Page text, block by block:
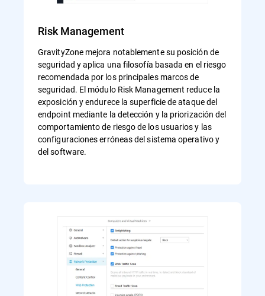
Risk Management
GravityZone mejora notablemente su posición de
seguridad y aplica una filosofía basada en el riesgo
recomendada por los principales marcos de
seguridad. El módulo Risk Management reduce la
exposición y endurece la superficie de ataque del
endpoint mediante la detección y la priorización del
comportamiento de riesgo de los usuarios y las
configuraciones erróneas del sistema operativo y
del software.